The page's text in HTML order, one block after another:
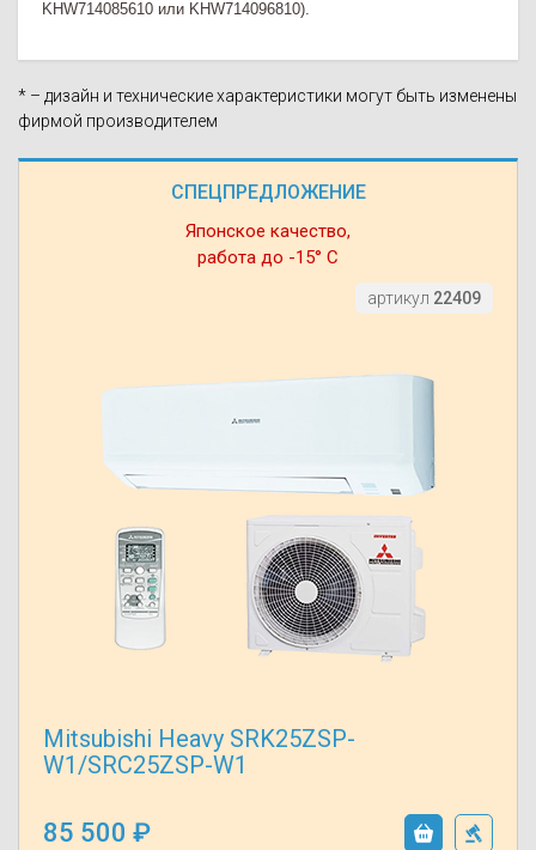
СПЕЦПРЕДЛОЖЕНИЕ
Японское качество,
работа до -15° С
артикул 22409
Mitsubishi Heavy SRK25ZSP-
W1/SRC25ZSP-W1
85 500
KHW714085610 или KHW714096810).
* – дизайн и технические характеристики могут быть изменены
фирмой производителем